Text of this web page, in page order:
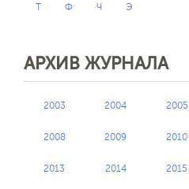
Т Ф Ч Э
АРХИВ ЖУРНАЛА
2003 2004 2005
2008 2009 2010
2013 2014 2015